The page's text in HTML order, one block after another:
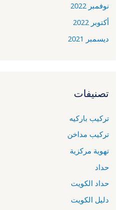
نوفمبر 2022
أكتوبر 2022
ديسمبر 2021
تصنيفات
تركيب باركيه
تركيب مداخن
تهوية مركزية
حداد
حداد الكويت
دليل الكويت